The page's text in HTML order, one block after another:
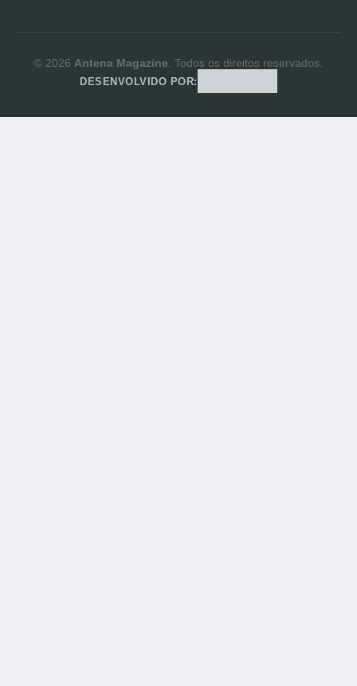
© 2026 Antena Magazine . Todos os direitos reservados.
DESENVOLVIDO POR: